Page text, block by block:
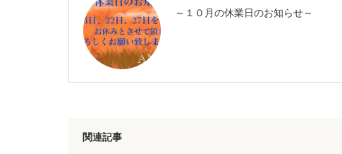
～１０月の休業日のお知らせ～
関連記事